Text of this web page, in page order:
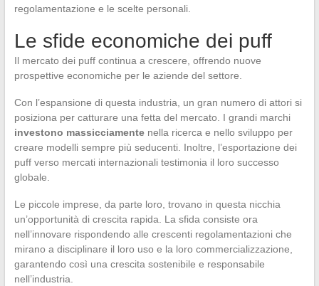
regolamentazione e le scelte personali.
Le sfide economiche dei puff
Il mercato dei puff continua a crescere, offrendo nuove
prospettive economiche per le aziende del settore.
Con l’espansione di questa industria, un gran numero di attori si
posiziona per catturare una fetta del mercato. I grandi marchi
investono massicciamentenella ricerca e nello sviluppo per
creare modelli sempre più seducenti. Inoltre, l’esportazione dei
puff verso mercati internazionali testimonia il loro successo
globale.
Le piccole imprese, da parte loro, trovano in questa nicchia
un’opportunità di crescita rapida. La sfida consiste ora
nell’innovare rispondendo alle crescenti regolamentazioni che
mirano a disciplinare il loro uso e la loro commercializzazione,
garantendo così una crescita sostenibile e responsabile
nell’industria.